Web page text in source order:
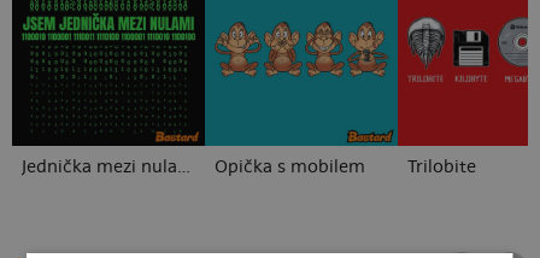
Jednička mezi nulami Opička s mobilem Trilobite